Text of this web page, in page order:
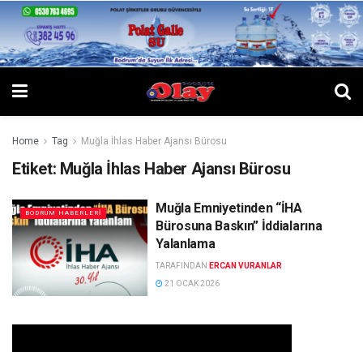
Home Tag Muğla İhlas Haber Ajansı Bürosu
Etiket: Muğla İhlas Haber Ajansı Bürosu
BODRUM HABERLERI
Muğla Emniyetinden “İHA
Bürosuna Baskın” İddialarına
Yalanlama
TARAFINDAN ERCAN VURANLAR
21 OCAK 2026